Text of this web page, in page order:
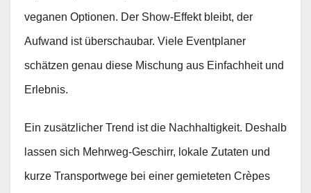
veganen Optionen. Der Show‑Effekt bleibt, der
Aufwand ist überschaubar. Viele Eventplaner
schätzen genau diese Mischung aus Einfachheit und
Erlebnis.
Ein zusätzlicher Trend ist die Nachhaltigkeit. Deshalb
lassen sich Mehrweg‑Geschirr, lokale Zutaten und
kurze Transportwege bei einer gemieteten Crèpes